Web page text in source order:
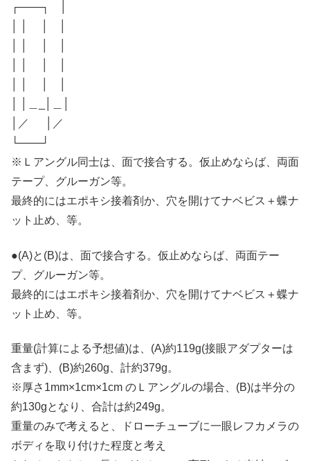
┌───┐ │
│／ │／
└───┘
※Ｌアングル同士は、面で接合する。仮止めならば、両面
テープ、グルーガン等。
最終的にはエポキシ接着剤か、穴を開けてナベビス＋蝶ナ
ット止め、等。
●(A)と(B)は、面で接合する。仮止めならば、両面テー
プ、グルーガン等。
最終的にはエポキシ接着剤か、穴を開けてナベビス＋蝶ナ
ット止め、等。
重量(計算による予想値)は、(A)約119g(接眼アダプターは
含まず)、(B)約260g、計約379g。
※厚さ1mm×1cm×1cm のＬアングルの場合、(B)は半分の
約130gとなり、合計は約249g。
重量のみで考えると、ドローチューブに一眼レフカメラの
ボディを取り付けた程度と考え